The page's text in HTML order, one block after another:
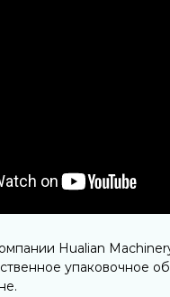
Hualian
упаковочное